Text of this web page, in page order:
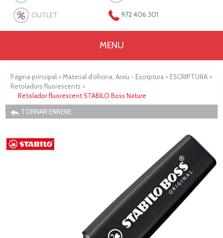
OUTLET 972 406 301
MENU
Pàgina principal > Material d'oficina, Arxiu - Escriptura > ESCRIPTURA >
Retoladors fluorescents >
Retolador fluorescent STABILO Boss Nature
TORNAR ENRERE